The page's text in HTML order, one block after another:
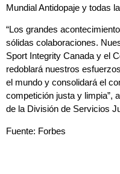
Mundial Antidopaje y todas
“Los grandes
sólidas colaboraciones.
Sport Integrity Canada y el
redoblará nuestros
el mundo y consolidará el
competición justa y limpia”,
de la División de Servicios
Fuente: Forbes